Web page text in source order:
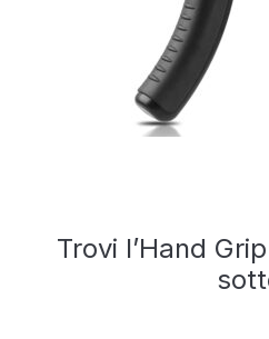
Trovi l’Hand